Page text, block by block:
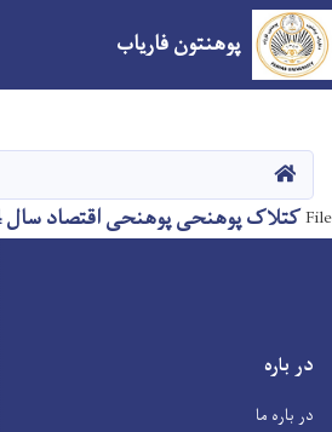
content
پوهنتون فاریاب
صفحه اصلی
Fileکتلاک پوهنحی پوهنحی اقتصاد سال 1404 ه ش.pdf
در باره
در باره ما